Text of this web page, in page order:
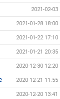
2021-02-03
2021-01-28 18:00
2021-01-22 17:10
2021-01-21 20:35
2020-12-30 12:20
2020-12-21 11:55
2020-12-20 13:41